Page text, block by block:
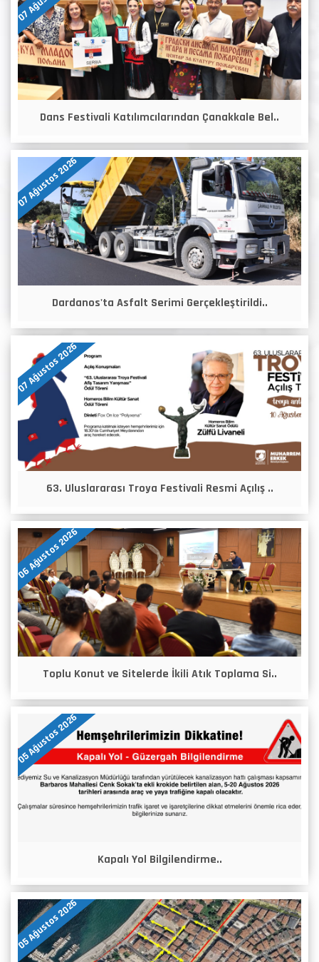
Dans Festivali Katılımcılarından Çanakkale Bel..
07 Ağustos 2026
Dardanos'ta Asfalt Serimi Gerçekleştirildi..
07 Ağustos 2026
63. Uluslararası Troya Festivali Resmi Açılış ..
06 Ağustos 2026
Toplu Konut ve Sitelerde İkili Atık Toplama Si..
05 Ağustos 2026
Kapalı Yol Bilgilendirme..
05 Ağustos 2026